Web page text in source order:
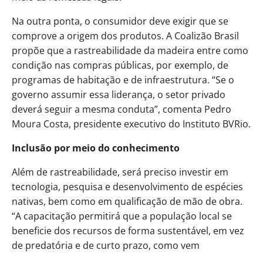
Na outra ponta, o consumidor deve exigir que se
comprove a origem dos produtos. A Coalizão Brasil
propõe que a rastreabilidade da madeira entre como
condição nas compras públicas, por exemplo, de
programas de habitação e de infraestrutura. “Se o
governo assumir essa liderança, o setor privado
deverá seguir a mesma conduta”, comenta Pedro
Moura Costa, presidente executivo do Instituto BVRio.
Inclusão por meio do conhecimento
Além de rastreabilidade, será preciso investir em
tecnologia, pesquisa e desenvolvimento de espécies
nativas, bem como em qualificação de mão de obra.
“A capacitação permitirá que a população local se
beneficie dos recursos de forma sustentável, em vez
de predatória e de curto prazo, como vem